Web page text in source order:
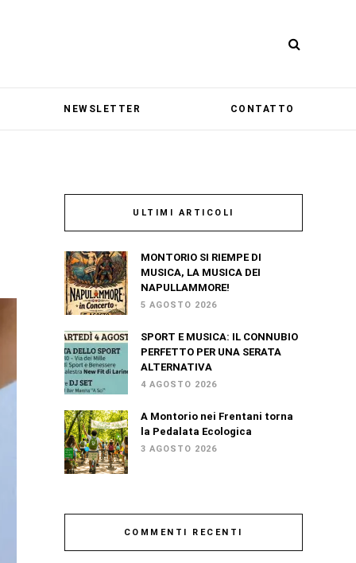
NEWSLETTER CONTATTO
ULTIMI ARTICOLI
MONTORIO SI RIEMPE DI
MUSICA, LA MUSICA DEI
NAPULLAMMORE!
5 AGOSTO 2026
SPORT E MUSICA: IL CONNUBIO
PERFETTO PER UNA SERATA
ALTERNATIVA
4 AGOSTO 2026
A Montorio nei Frentani torna
la Pedalata Ecologica
3 AGOSTO 2026
COMMENTI RECENTI